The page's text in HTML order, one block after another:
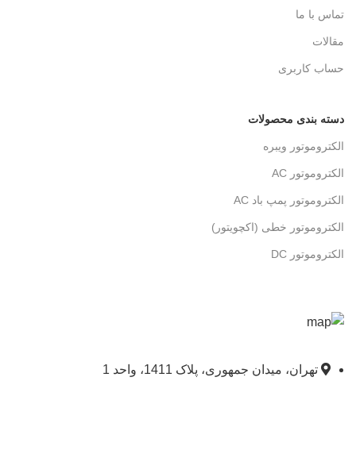
تماس با ما
مقالات
حساب کاربری
دسته بندی محصولات
الکتروموتور ویبره
الکتروموتور AC
الکتروموتور پمپ باد AC
الکتروموتور خطی (اکچویتور)
الکتروموتور DC
تهران، میدان جمهوری، پلاک 1411، واحد 1